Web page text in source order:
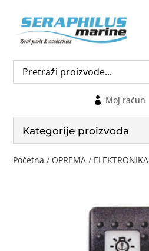
Moj račun
Kategorije proizvoda
Početna / OPREMA / ELEKTRONIKA